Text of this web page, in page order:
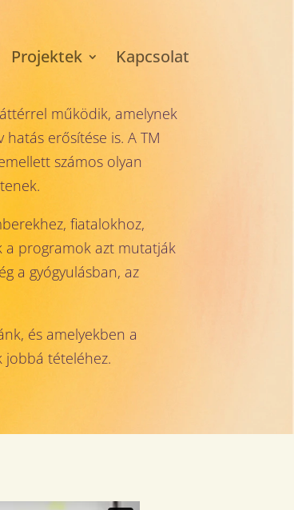
Projektek Kapcsolat
működik, amelynek
erősítése is. A TM
számos olyan
fiatalokhoz,
a programok azt mutatják
a gyógyulásban, az
és amelyekben a
jobbá tételéhez.